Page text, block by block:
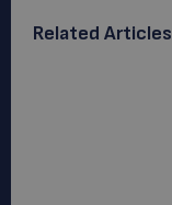
Related Articles